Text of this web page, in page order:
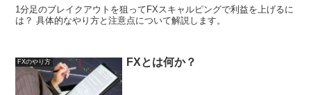
1分足のブレイクアウトを狙ってFXスキャルピングで利益を上げるに
は？ 具体的なやり方と注意点について解説します。
FXのやり方 FXとは何か？